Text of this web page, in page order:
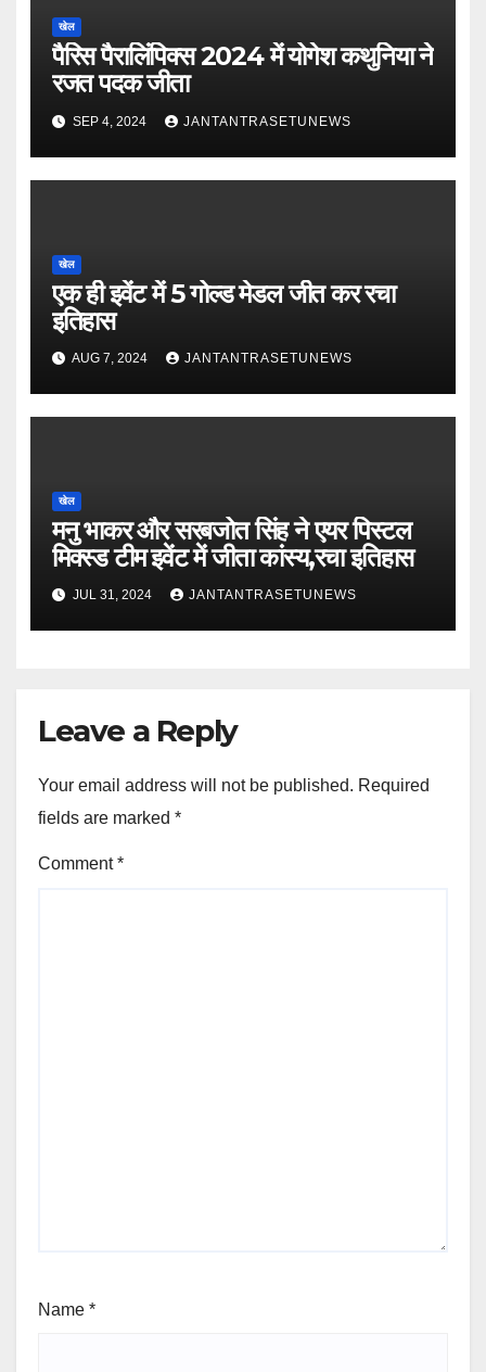
खेल
पैरिस पैरालिंपिक्स 2024 में योगेश कथुनिया ने
रजत पदक जीता
SEP 4, 2024 JANTANTRASETUNEWS
खेल
एक ही इवेंट में 5 गोल्ड मेडल जीत कर रचा
इतिहास
AUG 7, 2024 JANTANTRASETUNEWS
खेल
मनु भाकर और सरबजोत सिंह ने एयर पिस्टल
मिक्स्ड टीम इवेंट में जीता कांस्य,रचा इतिहास
JUL 31, 2024 JANTANTRASETUNEWS
Leave a Reply
Your email address will not be published. Required
fields are marked *
Comment*
Name *